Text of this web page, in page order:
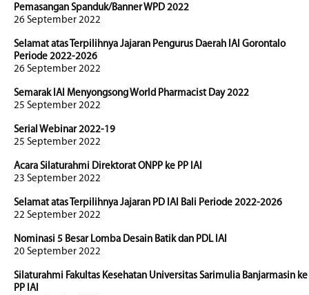
Pemasangan Spanduk/Banner WPD 2022
26 September 2022
Selamat atas Terpilihnya Jajaran Pengurus Daerah IAI Gorontalo
Periode 2022-2026
26 September 2022
Semarak IAI Menyongsong World Pharmacist Day 2022
25 September 2022
Serial Webinar 2022-19
25 September 2022
Acara Silaturahmi Direktorat ONPP ke PP IAI
23 September 2022
Selamat atas Terpilihnya Jajaran PD IAI Bali Periode 2022-2026
22 September 2022
Nominasi 5 Besar Lomba Desain Batik dan PDL IAI
20 September 2022
Silaturahmi Fakultas Kesehatan Universitas Sarimulia Banjarmasin ke
PP IAI